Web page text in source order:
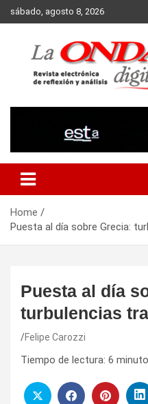
Skip
to
sábado, agosto 8, 2026
Home
Puesta al día sobre Grecia:
Puesta al día
turbulencias
Felipe Carozzi
Tiempo de lectura: 6